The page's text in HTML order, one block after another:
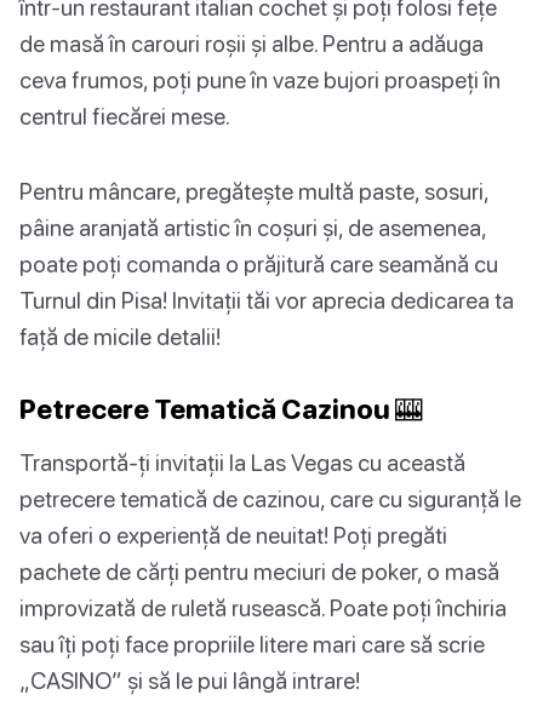
într-un restaurant italian cochet și poți folosi fețe
de masă în carouri roșii și albe. Pentru a adăuga
ceva frumos, poți pune în vaze bujori proaspeți în
centrul fiecărei mese.
Pentru mâncare, pregătește multă paste, sosuri,
pâine aranjată artistic în coșuri și, de asemenea,
poate poți comanda o prăjitură care seamănă cu
Turnul din Pisa! Invitații tăi vor aprecia dedicarea ta
față de micile detalii!
Petrecere Tematică Cazinou 🎰
Transportă-ți invitații la Las Vegas cu această
petrecere tematică de cazinou, care cu siguranță le
va oferi o experiență de neuitat! Poți pregăti
pachete de cărți pentru meciuri de poker, o masă
improvizată de ruletă rusească. Poate poți închiria
sau îți poți face propriile litere mari care să scrie
„CASINO” și să le pui lângă intrare!